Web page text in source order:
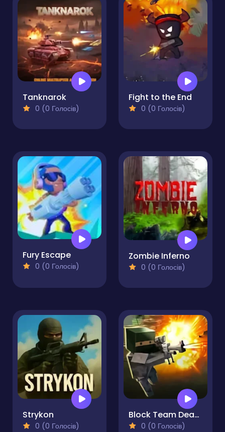
Tanknarok
0 (0 Голосів)
Fight to the End
0 (0 Голосів)
Fury Escape
0 (0 Голосів)
Zombie Inferno
0 (0 Голосів)
Strykon
0 (0 Голосів)
Block Team Deathmatch
0 (0 Голосів)